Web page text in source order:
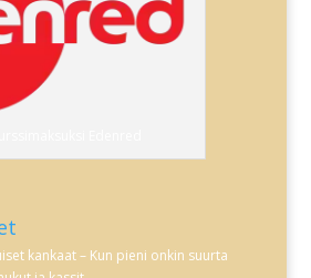
kankaat – Kun pieni onkin suurta